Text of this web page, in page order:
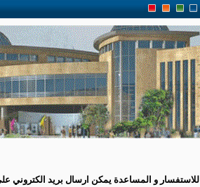
للاستفسار و المساعدة يمكن ارسال بريد الكتروني